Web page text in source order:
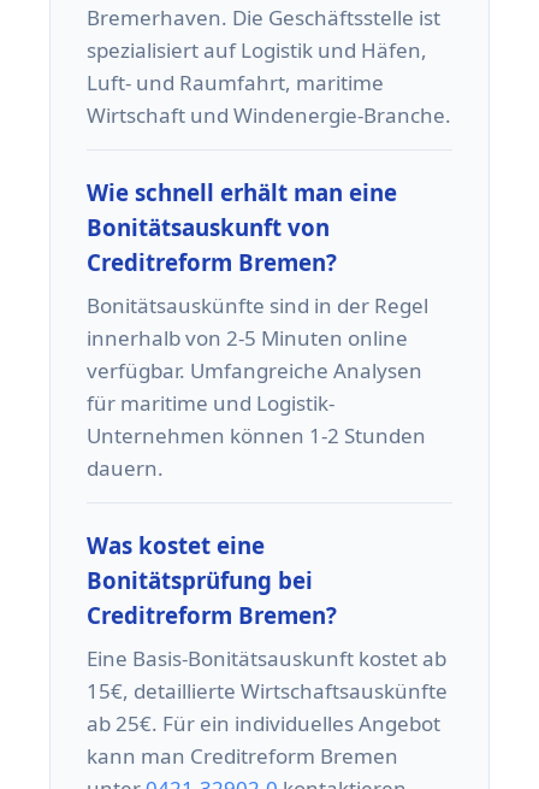
Bremerhaven. Die Geschäftsstelle ist
spezialisiert auf Logistik und Häfen,
Luft- und Raumfahrt, maritime
Wirtschaft und Windenergie-Branche.
Wie schnell erhält man eine
Bonitätsauskunft von
Creditreform Bremen?
Bonitätsauskünfte sind in der Regel
innerhalb von 2-5 Minuten online
verfügbar. Umfangreiche Analysen
für maritime und Logistik-
Unternehmen können 1-2 Stunden
dauern.
Was kostet eine
Bonitätsprüfung bei
Creditreform Bremen?
Eine Basis-Bonitätsauskunft kostet ab
15€, detaillierte Wirtschaftsauskünfte
ab 25€. Für ein individuelles Angebot
kann man Creditreform Bremen